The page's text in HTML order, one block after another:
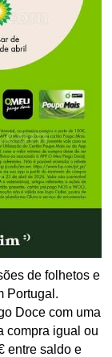
de folhetos e
Portugal.
Doce com uma
compra igual ou
entre saldo e